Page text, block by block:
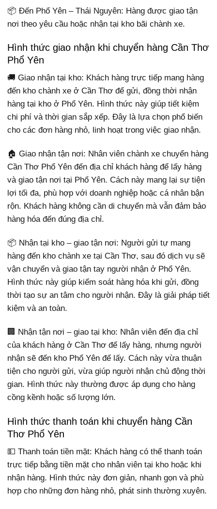
📦 Đến Phổ Yên – Thái Nguyên: Hàng được giao tận
nơi theo yêu cầu hoặc nhận tại kho bãi chành xe.
Hình thức giao nhận khi chuyển hàng Cần Thơ
Phổ Yên
🚚 Giao nhận tại kho: Khách hàng trực tiếp mang hàng
đến kho chành xe ở Cần Thơ để gửi, đồng thời nhận
hàng tại kho ở Phổ Yên. Hình thức này giúp tiết kiệm
chi phí và thời gian sắp xếp. Đây là lựa chọn phổ biến
cho các đơn hàng nhỏ, linh hoạt trong việc giao nhận.
🏠 Giao nhận tận nơi: Nhân viên chành xe chuyển hàng
Cần Thơ Phổ Yên đến địa chỉ khách hàng để lấy hàng
và giao tận nơi tại Phổ Yên. Cách này mang lại sự tiện
lợi tối đa, phù hợp với doanh nghiệp hoặc cá nhân bận
rộn. Khách hàng không cần di chuyển mà vẫn đảm bảo
hàng hóa đến đúng địa chỉ.
📦 Nhận tại kho – giao tận nơi: Người gửi tự mang
hàng đến kho chành xe tại Cần Thơ, sau đó dịch vụ sẽ
vận chuyển và giao tận tay người nhận ở Phổ Yên.
Hình thức này giúp kiểm soát hàng hóa khi gửi, đồng
thời tạo sự an tâm cho người nhận. Đây là giải pháp tiết
kiệm và an toàn.
🏢 Nhận tận nơi – giao tại kho: Nhân viên đến địa chỉ
của khách hàng ở Cần Thơ để lấy hàng, nhưng người
nhận sẽ đến kho Phổ Yên để lấy. Cách này vừa thuận
tiện cho người gửi, vừa giúp người nhận chủ động thời
gian. Hình thức này thường được áp dụng cho hàng
cồng kềnh hoặc số lượng lớn.
Hình thức thanh toán khi chuyển hàng Cần
Thơ Phổ Yên
💵 Thanh toán tiền mặt: Khách hàng có thể thanh toán
trực tiếp bằng tiền mặt cho nhân viên tại kho hoặc khi
nhận hàng. Hình thức này đơn giản, nhanh gọn và phù
hợp cho những đơn hàng nhỏ, phát sinh thường xuyên.